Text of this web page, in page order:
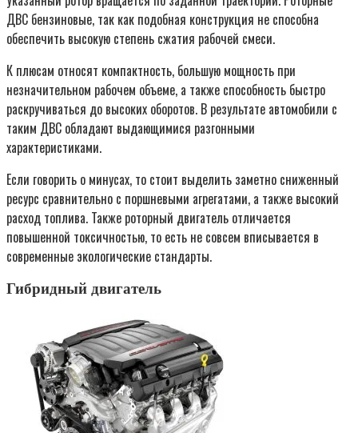
ДВС бензиновые, так как подобная конструкция не способна
обеспечить высокую степень сжатия рабочей смеси.
К плюсам относят компактность, большую мощность при
незначительном рабочем объеме, а также способность быстро
раскручиваться до высоких оборотов. В результате автомобили с
таким ДВС обладают выдающимися разгонными
характеристиками.
Если говорить о минусах, то стоит выделить заметно сниженный
ресурс сравнительно с поршневыми агрегатами, а также высокий
расход топлива. Также роторный двигатель отличается
повышенной токсичностью, то есть не совсем вписывается в
современные экологические стандарты.
Гибридный двигатель